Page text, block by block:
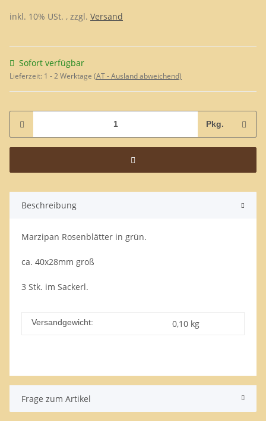
inkl. 10% USt. , zzgl. Versand
Sofort verfügbar
Lieferzeit: 1 - 2 Werktage (AT - Ausland abweichend)
Pkg.
Beschreibung
Marzipan Rosenblätter in grün.
ca. 40x28mm groß
3 Stk. im Sackerl.
Versandgewicht: 0,10 kg
Frage zum Artikel